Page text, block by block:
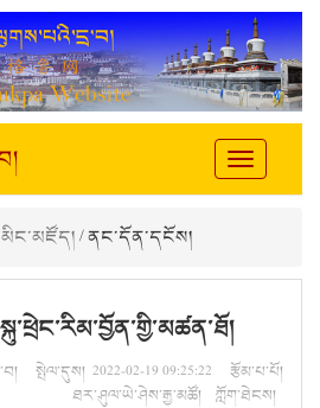
Toggle
navigation
/ ནང་དོན་དངོས།
སྤེལ་དུས། 2022-02-19 09:25:22 རྩོམ་པ་པོ།
ཐར་ཤུལ་ཡེ་ཤེས་རྒྱ་མཚོ། ཀློག་ཐེངས།